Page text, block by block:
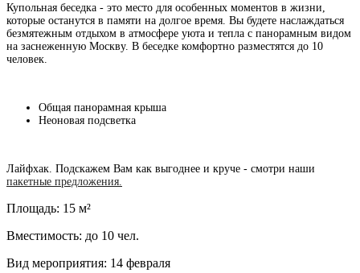
Купольная беседка - это место для особенных моментов в жизни,
которые останутся в памяти на долгое время. Вы будете наслаждаться
безмятежным отдыхом в атмосфере уюта и тепла с панорамным видом
на заснеженную Москву. В беседке комфортно разместятся до 10
человек.
Общая панорамная крыша
Неоновая подсветка
Лайфхак. Подскажем Вам как выгоднее и круче - смотри наши
пакетные предложения.
Площадь: 15 м²
Вместимость: до 10 чел.
Вид мероприятия: 14 февраля